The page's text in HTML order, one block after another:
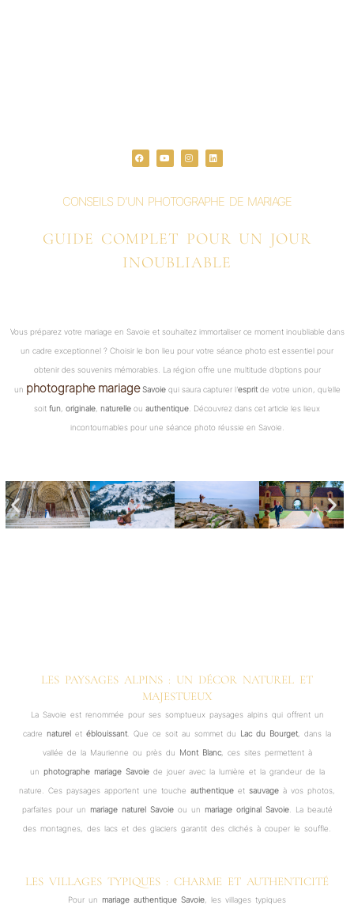
a
c
o
k
o
u
e
n
s
r
a
i
n
n
CONSEILS D’UN PHOTOGRAPHE DE MARIAGE
GUIDE COMPLET POUR UN JOUR
INOUBLIABLE
Vous préparez votre mariage en Savoie et souhaitez immortaliser ce moment inoubliable dans
un cadre exceptionnel ? Choisir le bon lieu pour votre séance photo est essentiel pour
obtenir des souvenirs mémorables. La région offre une multitude d’options pour
un photographe mariageSavoiequi saura capturer l’espritde votre union, qu’elle
soit fun originale naturelle ou authentique . Découvrez dans cet article les lieux
incontournables pour une séance photo réussie en Savoie.
LES PAYSAGES ALPINS : UN DÉCOR NATUREL ET
MAJESTUEUX
La Savoie est renommée pour ses somptueux paysages alpins qui offrent un
cadre naturel et éblouissant . Que ce soit au sommet du Lac du Bourget , dans la
vallée de la Maurienne ou près du Mont Blanc, ces sites permettent à
un photographe mariage Savoiede jouer avec la lumière et la grandeur de la
nature. Ces paysages apportent une touche authentique et sauvage à vos photos,
parfaites pour un mariage naturel Savoieou un mariage original Savoie. La beauté
des montagnes, des lacs et des glaciers garantit des clichés à couper le souffle.
LES VILLAGES TYPIQUES : CHARME ET AUTHENTICITÉ
Pour un mariage authentique Savoie , les villages typiques